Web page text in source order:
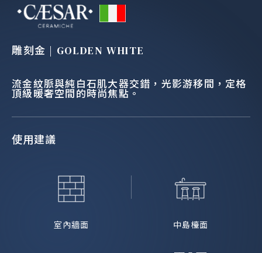
雕刻金 | GOLDEN WHITE
流金紋脈與純白石肌大器交錯，光影游移間，定格
頂級暖奢空間的時尚焦點。
使用建議
室內牆面 中島檯面